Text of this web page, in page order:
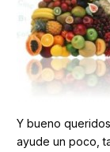
Y bueno
ayude un poco,